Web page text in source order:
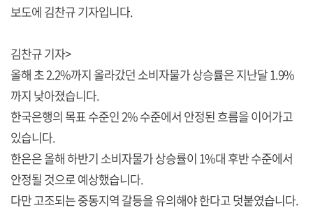
보도에 김찬규 기자입니다.
김찬규 기자>
올해 초 2.2%까지 올라갔던 소비자물가 상승률은 지난달 1.9%
까지 낮아졌습니다.
한국은행의 목표 수준인 2% 수준에서 안정된 흐름을 이어가고
있습니다.
한은은 올해 하반기 소비자물가 상승률이 1%대 후반 수준에서
안정될 것으로 예상했습니다.
다만 고조되는 중동지역 갈등을 유의해야 한다고 덧붙였습니다.